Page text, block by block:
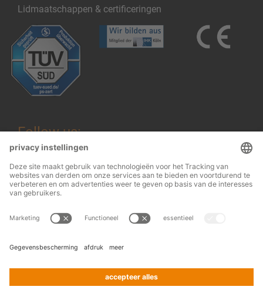
Lidmaatschappen & certificeringen
Follow us:
Wettelijke informatie
Terms and conditions of assembly
Regalanlagen